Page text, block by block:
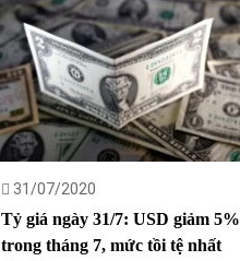
31/07/2020
Tỷ giá ngày 31/7: USD giảm 5%
trong tháng 7, mức tồi tệ nhất